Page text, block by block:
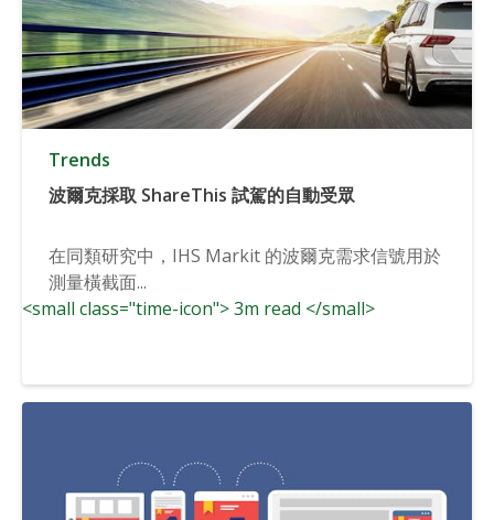
Trends
波爾克採取 ShareThis 試駕的自動受眾
在同類研究中，IHS Markit 的波爾克需求信號用於
測量橫截面...
<small class="time-icon"> 3m read </small>